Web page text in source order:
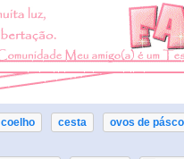
coelho cesta ovos de